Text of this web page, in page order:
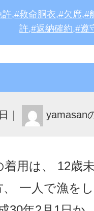
許, 救命胴衣, 欠席,
許, 返納確約, 遵
yamasan
用は、 12歳未
一人で漁をし